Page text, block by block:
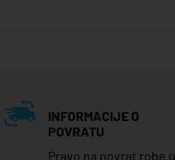
INFORMACIJE O
POVRATU
Pravo na povrat robe u